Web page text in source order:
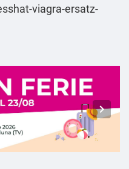
viagra-ersatz-